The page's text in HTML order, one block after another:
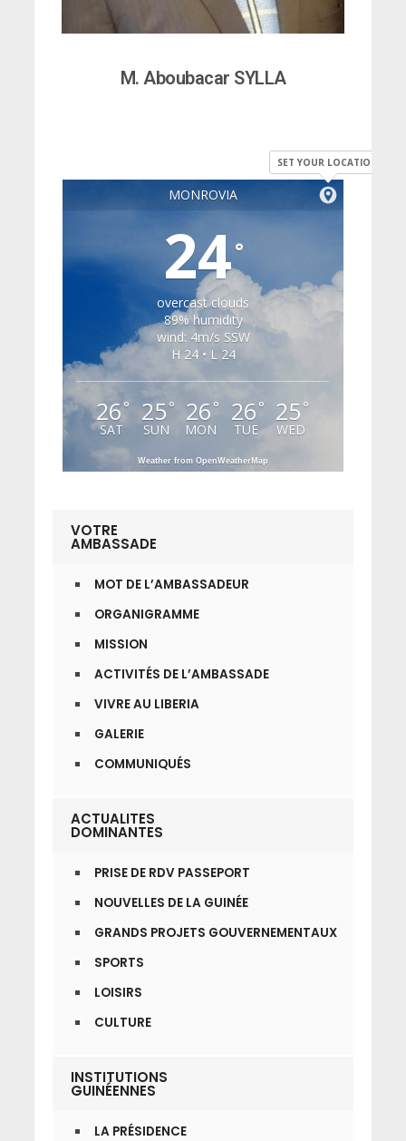
M. Aboubacar SYLLA
MONROVIA
SET YOUR LOCATION
24°
overcast clouds
89% humidity
wind: 4m/s SSW
H 24 • L 24
26°
SAT
25°
SUN
26 °
MON
26 °
TUE
25 °
WED
Weather from OpenWeatherMap
VOTRE
AMBASSADE
MOT DE L’AMBASSADEUR
ORGANIGRAMME
MISSION
ACTIVITÉS DE L’AMBASSADE
VIVRE AU LIBERIA
GALERIE
COMMUNIQUÉS
ACTUALITES
DOMINANTES
PRISE DE RDV PASSEPORT
NOUVELLES DE LA GUINÉE
GRANDS PROJETS GOUVERNEMENTAUX
SPORTS
LOISIRS
CULTURE
INSTITUTIONS
GUINÉENNES
LA PRÉSIDENCE